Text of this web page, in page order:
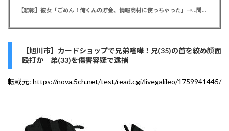
【悲報】彼女「ごめん！俺くんの貯金、情報商材に使っちゃった」→…問い詰めたらギャン泣きされたんだが俺が悪いのか？
【旭川市】カードショップで兄弟喧嘩！兄(35)の首を絞め顔面
殴打か 弟(33)を傷害容疑で逮捕
転載元: https://nova.5ch.net/test/read.cgi/livegalileo/1759941445/